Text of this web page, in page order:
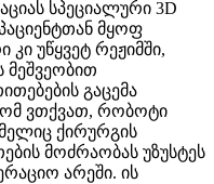
სპეციალური 3D
მყოფ
კი უწყვეტ რეჟიმში,
მეშვეობით
გაცემა
ვთქვათ, რობოტი
ქირურგის
მოძრაობას უზუსტეს
არეში. ის